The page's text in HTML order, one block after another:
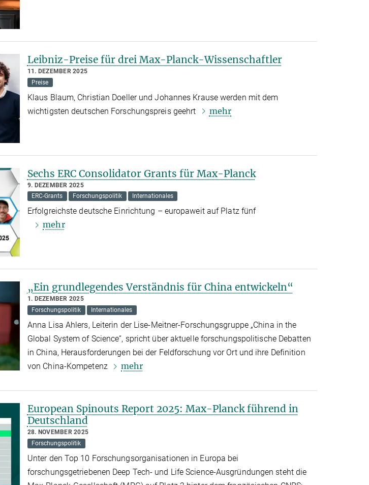
Leibniz-Preise für drei Max-Planck-Wissenschaftler
11. DEZEMBER 2025
Preise
Klaus Blaum, Christian Doeller und Johannes Krause werden mit dem
wichtigsten deutschen Forschungspreis geehrt
mehr
Sechs ERC Consolidator Grants für Max-Planck
9. DEZEMBER 2025
ERC-Grants
Forschungspolitik Internationales
Erfolgreichste deutsche Einrichtung – europaweit auf Platz fünf
mehr
„Ein grundlegendes Verständnis für China entwickeln“
1. DEZEMBER 2025
Forschungspolitik
Internationales
Anna Lisa Ahlers, Leiterin der Lise-Meitner-Forschungsgruppe „China in the
Global System of Science“, spricht über aktuelle forschungspolitische Debatten
in China, Herausforderungen bei der Feldforschung vor Ort und ihre Definition
von China-Kompetenz
mehr
European Spinouts Report 2025: Max-Planck führend in
Deutschland
28. NOVEMBER 2025
Forschungspolitik
Unter den Top 10 Forschungsorganisationen in Europa bei
forschungsgetriebenen Deep Tech- und Life Science-Ausgründungen steht die